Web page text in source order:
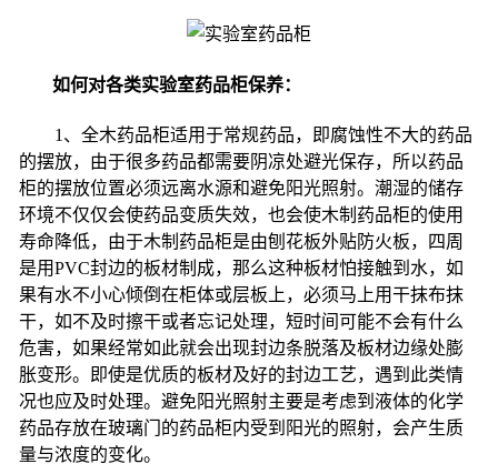
如何对各类实验室药品柜保养：
1 、全木药品柜适用于常规药品，即腐蚀性不大的药品
的摆放，由于很多药品都需要阴凉处避光保存，所以药品
柜的摆放位置必须远离水源和避免阳光照射。潮湿的储存
环境不仅仅会使药品变质失效，也会使木制药品柜的使用
寿命降低，由于木制药品柜是由刨花板外贴防火板，四周
是用PVC封边的板材制成，那么这种板材怕接触到水，如
果有水不小心倾倒在柜体或层板上，必须马上用干抹布抹
干，如不及时擦干或者忘记处理，短时间可能不会有什么
危害，如果经常如此就会出现封边条脱落及板材边缘处膨
胀变形。即使是优质的板材及好的封边工艺，遇到此类情
况也应及时处理。避免阳光照射主要是考虑到液体的化学
药品存放在玻璃门的药品柜内受到阳光的照射，会产生质
量与浓度的变化。